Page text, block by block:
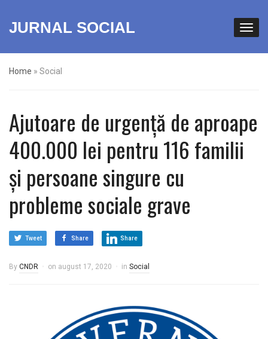
JURNAL SOCIAL
Home » Social
Ajutoare de urgență de aproape
400.000 lei pentru 116 familii
și persoane singure cu
probleme sociale grave
Tweet Share Share
By CNDR on august 17, 2020 in Social